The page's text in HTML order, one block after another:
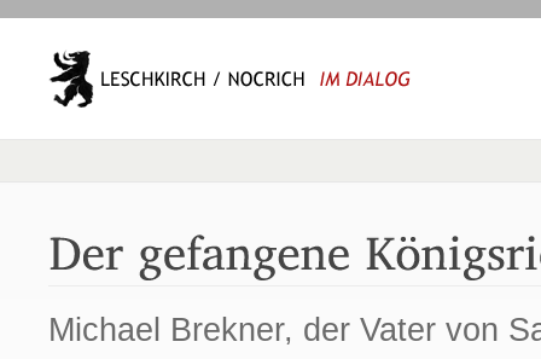
Michael Brekner, der Vater von